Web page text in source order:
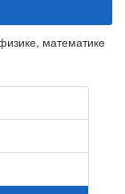
математике